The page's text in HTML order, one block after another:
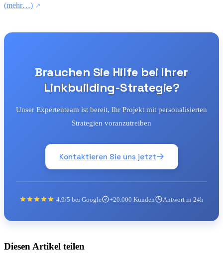
(mehr…)
Brauchen Sie Hilfe bei Ihrer
Linkbuilding-Strategie?
Unser Expertenteam ist bereit, Ihr Projekt mit personalisierten
Strategien voranzutreiben
Kontaktieren Sie uns jetzt
4.9/5 bei Google +20.000 Kunden Antwort in 24h
Diesen Artikel teilen